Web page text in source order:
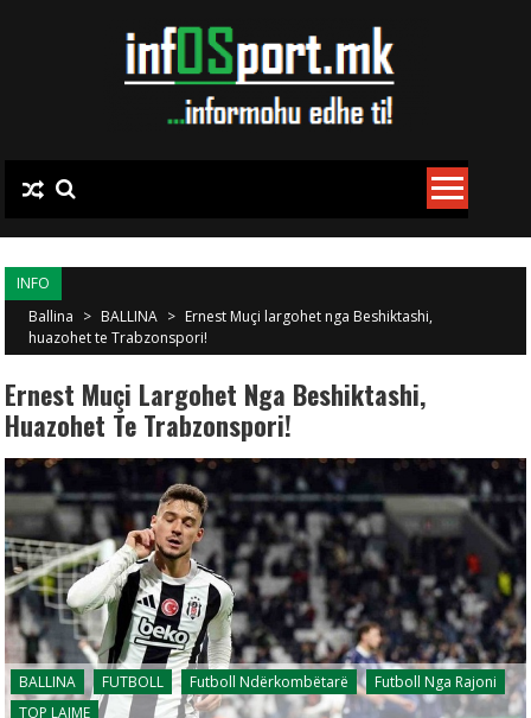
INFO
Ballina > BALLINA > Ernest Muçi largohet nga Beshiktashi,
huazohet te Trabzonspori!
Ernest Muçi Largohet Nga Beshiktashi,
Huazohet Te Trabzonspori!
BALLINA FUTBOLL Futboll Ndërkombëtarë
Futboll Nga Rajoni
TOP LAJME